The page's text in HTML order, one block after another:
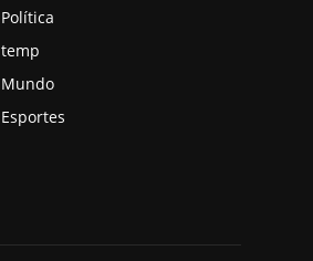
Política
temp
Mundo
Esportes